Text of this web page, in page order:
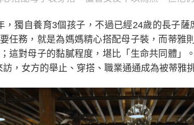
，獨自養育3個孩子，不過已經24歲的長子
任務，就是為媽媽精心搭配母子裝，而蒂雅
這對母子的黏膩程度，堪比「生命共同體」
，女方的舉止、穿搭、職業通通成為被蒂雅